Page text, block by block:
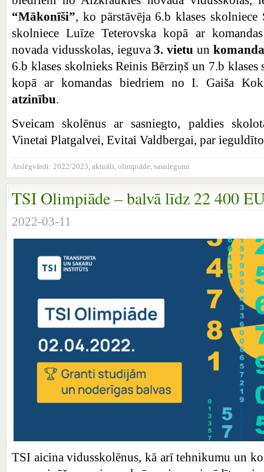
“Mākonīši”, ko pārstāvēja 6.b klases
skolniece Luīze Teterovska kopā ar
novada vidusskolas, ieguva3. vietu un
6.b klases skolnieks Reinis Bērziņš un 7.b
kopā ar komandas biedriem no I. Gaiša
atzinību.
Sveicam skolēnus ar sasniegto, paldies
Vinetai Platgalvei, Evitai Valdbergai, par
Atslēgvārdi: 2022/2023 aktuāli olimpiāde sasniegumi
TSI Olimpiāde – balvā līdz 22 400
2022-03-11
TSI aicina vidusskolēnus, kā arī tehnikumu un